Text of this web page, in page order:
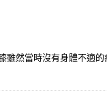
雖然當時沒有身體不適